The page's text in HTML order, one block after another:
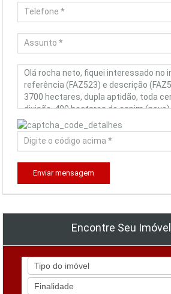
Enviar mensagem
Encontre Seu Imóvel